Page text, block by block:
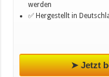
werden
✅ Hergestellt in
➤ Jetzt